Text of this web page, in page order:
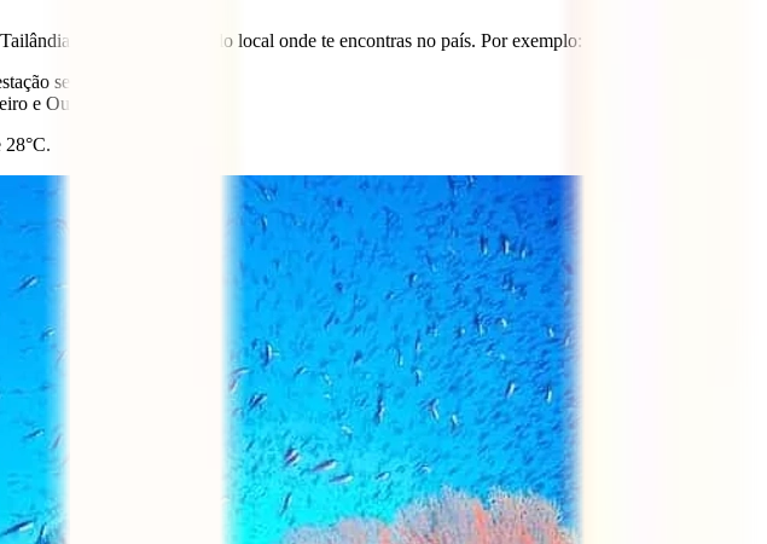
depende também do local onde te encontras no país. Por exemplo:
seca.
e Outubro.
28°C.